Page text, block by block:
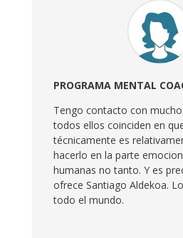
PROGRAMA MENTAL
Tengo contacto con
todos ellos coinciden en
técnicamente es
hacerlo en la parte
humanas no tanto. Y es
ofrece Santiago Aldekoa.
todo el mundo.